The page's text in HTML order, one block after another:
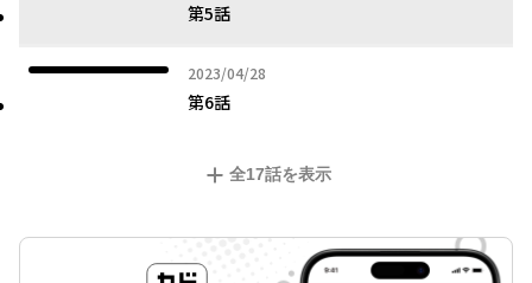
第5話
2023/04/28
2023年04月28日
第6話
全17話を表示